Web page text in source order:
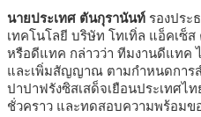
นายประเทศ ตันกุรานันท์ รองประ
เทคโนโลยี บริษัท โทเทิ่ล แอ็คเซ็
หรือดีแทค กล่าวว่า ทีมงานดีแทค
และเพิ่มสัญญาณ ตามกำหนดการ
ปาปาฟรังซิสเสด็จเยือนประเทศ
ชั่วคราว และทดสอบความพร้อมข